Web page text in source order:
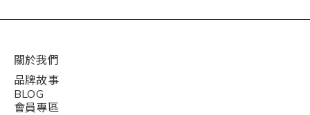
關於我們
品牌故事
BLOG
會員專區